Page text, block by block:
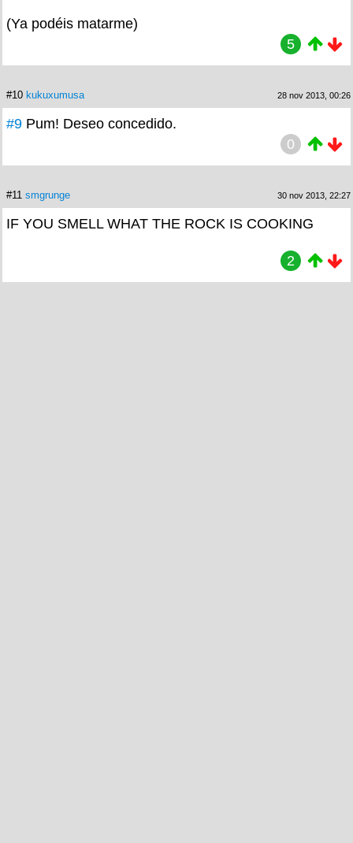
(Ya podéis matarme)
5
#10 kukuxumusa 28 nov 2013, 00:26
#9 Pum! Deseo concedido.
0
#11 smgrunge 30 nov 2013, 22:27
IF YOU SMELL WHAT THE ROCK IS COOKING
2